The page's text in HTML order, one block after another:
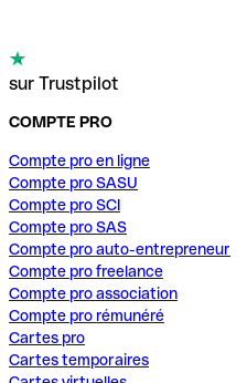
sur Trustpilot
COMPTE PRO
Compte pro en ligne
Compte pro SASU
Compte pro SCI
Compte pro SAS
Compte pro auto-entrepreneur
Compte pro freelance
Compte pro association
Compte pro rémunéré
Cartes pro
Cartes temporaires